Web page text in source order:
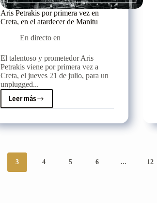
directo
Aris Petrakis por primera vez en
Creta, en el atardecer de Manitu
En directo en
El talentoso y prometedor Aris
Petrakis viene por primera vez a
Creta, el jueves 21 de julio, para un
unplugged...
Leer más
Aris
Petrakis
primera
Creta,
el
3 4 5 6 ... 12